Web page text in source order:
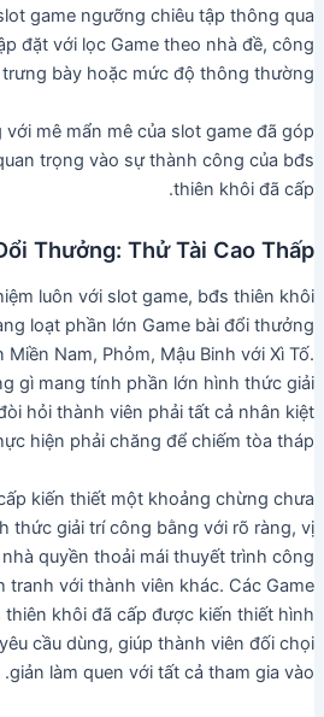
game ngưỡng chiêu tập thông qua
đặt với lọc Game theo nhà đề, công
bày hoặc mức độ thông thường.
mê mẩn mê của slot game đã góp
trọng vào sự thành công của bđs
thiên khôi đã cấp.
Thưởng: Thử Tài Cao Thấp
luôn với slot game, bđs thiên khôi
loạt phần lớn Game bài đổi thưởng
Nam, Phỏm, Mậu Binh với Xì Tố.
gì mang tính phần lớn hình thức giải
hỏi thành viên phải tất cả nhân kiệt
hiện phải chăng để chiếm tòa tháp.
kiến thiết một khoảng chừng chưa
thức giải trí công bằng với rõ ràng, vị
quyền thoải mái thuyết trình công
tranh với thành viên khác. Các Game
khôi đã cấp được kiến thiết hình
cầu dùng, giúp thành viên đối chọi
giản làm quen với tất cả tham gia vào.